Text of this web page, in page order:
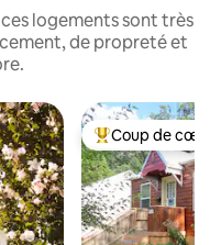
logements sont très
de propreté et
appréciés Coups de cœur
Coup de cœur